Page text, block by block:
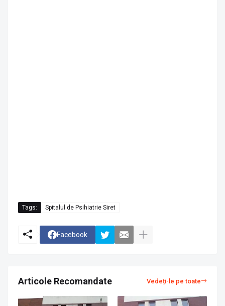
Tags: Spitalul de Psihiatrie Siret
Facebook
Articole Recomandate Vedeți-le pe toate